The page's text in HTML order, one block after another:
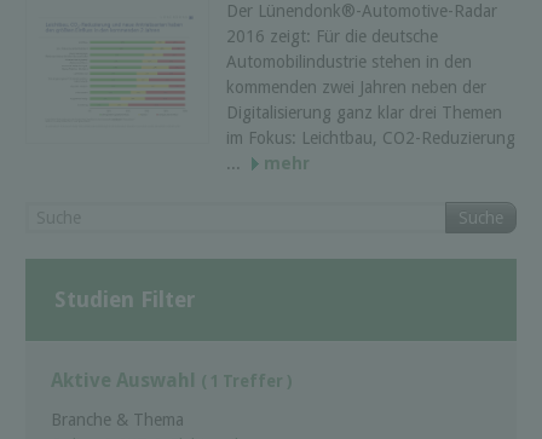
Der Lünendonk®-Automotive-Radar
2016 zeigt: Für die deutsche
Automobilindustrie stehen in den
kommenden zwei Jahren neben der
Digitalisierung ganz klar drei Themen
im Fokus: Leichtbau, CO2-Reduzierung
...
mehr
Suche
Studien Filter
Aktive Auswahl ( 1 Treffer )
Branche & Thema